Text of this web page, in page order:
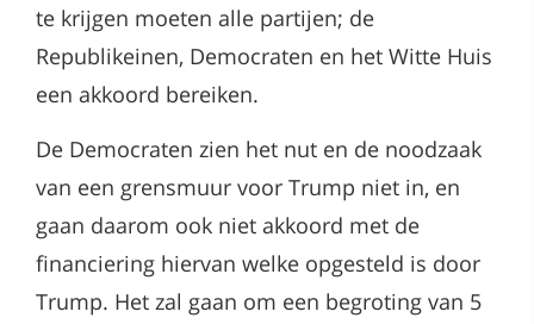
te krijgen moeten alle partijen; de
Republikeinen, Democraten en het Witte Huis
een akkoord bereiken.
De Democraten zien het nut en de noodzaak
van een grensmuur voor Trump niet in, en
gaan daarom ook niet akkoord met de
financiering hiervan welke opgesteld is door
Trump. Het zal gaan om een begroting van 5